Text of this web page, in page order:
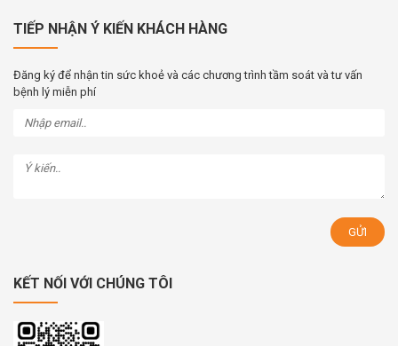
TIẾP NHẬN Ý KIẾN KHÁCH HÀNG
Đăng ký để nhận tin sức khoẻ và các chương trình tầm soát và tư vấn
bệnh lý miễn phí
KẾT NỐI VỚI CHÚNG TÔI